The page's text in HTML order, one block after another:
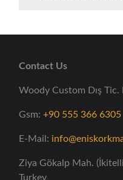
Contact Us
Woody Custom Dış Tic.
Gsm:+90 555 366 6305
E-Mail:
Ziya Gökalp Mah.
Turkey